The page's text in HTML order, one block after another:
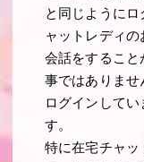
と同じように
ャットレディ
会話をすること
事ではありませ
ログインして
す。
特に在宅チャッ